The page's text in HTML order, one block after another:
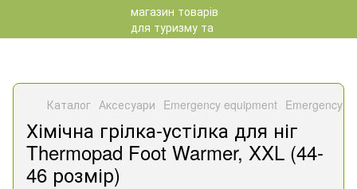
Каталог Аксесуари Emergency equipment Emergency
Хімічна грілка-устілка для ніг
Thermopad Foot Warmer, XXL (44-
46 розмір)